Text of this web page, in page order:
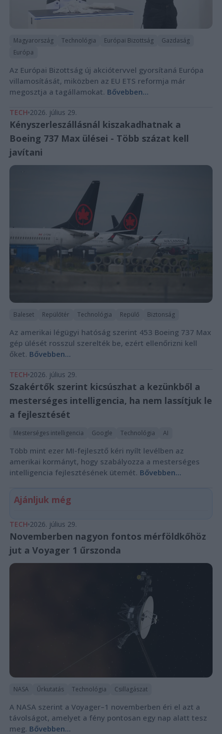
Magyarország Technológia Európai Bizottság
Gazdaság
Európa
Az Európai Bizottság új akciótervvel gyorsítaná Európa
villamosítását, miközben az EU ETS reformja már
megosztja a tagállamokat. Bővebben...
TECH 2026. július 29.
Kényszerleszállásnál kiszakadhatnak a
Boeing 737 Max ülései - Több százat kell
javítani
Baleset Repülőtér Technológia Repülő Biztonság
Az amerikai légügyi hatóság szerint 453 Boeing 737 Max
gép ülését rosszul szerelték be, ezért ellenőrizni kell
őket. Bővebben...
TECH 2026. július 29.
Szakértők szerint kicsúszhat a kezünkből a
mesterséges intelligencia, ha nem lassítjuk le
a fejlesztését
Mesterséges intelligencia Google Technológia AI
Több mint ezer MI-fejlesztő kéri nyílt levélben az
amerikai kormányt, hogy szabályozza a mesterséges
intelligencia fejlesztésének ütemét. Bővebben...
Ajánljuk még
TECH 2026. július 29.
Novemberben nagyon fontos mérföldkőhöz
jut a Voyager 1 űrszonda
NASA Űrkutatás Technológia Csillagászat
A NASA szerint a Voyager–1 novemberben éri el azt a
távolságot, amelyet a fény pontosan egy nap alatt tesz
meg. Bővebben...